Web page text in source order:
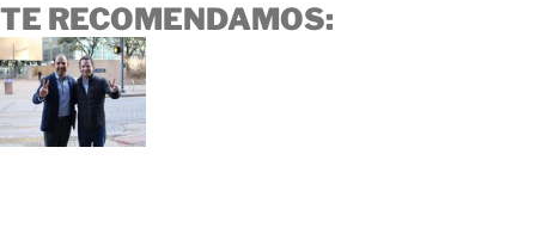
TE RECOMENDAMOS: